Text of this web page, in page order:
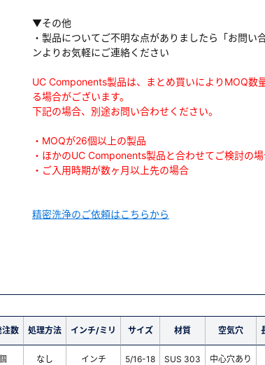
▼その他
・製品についてご不明な点がありましたら「お問い
ンよりお気軽にご連絡ください
UC Components製品は、まとめ買いによりMOQ数
る場合がございます。
下記の場合、別途お問い合わせください。
・MOQが26個以上の製品
・ほかのUC Components製品と合わせてご検討の
・ご入用時期が数ヶ月以上先の場合
精密洗浄のご依頼はこちらから
注数 処理方法 インチ/ミリ サイズ 材質 空気穴
なし インチ 5/16-18 SUS 303 中心穴あり